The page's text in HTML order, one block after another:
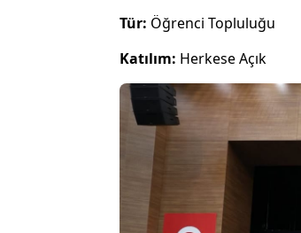
Tür: Öğrenci Topluluğu
Katılım: Herkese Açık